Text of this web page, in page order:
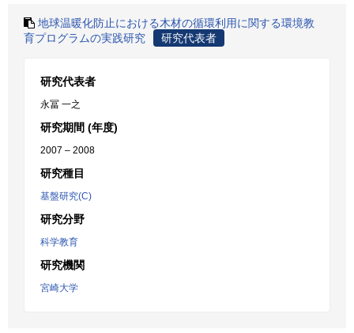
地球温暖化防止における木材の循環利用に関する環境教
育プログラムの実践研究
研究代表者
研究代表者
永冨 一之
研究期間 (年度)
2007 – 2008
研究種目
基盤研究(C)
研究分野
科学教育
研究機関
宮崎大学